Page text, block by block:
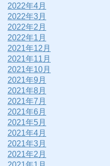
2022年4月
2022年3月
2022年2月
2022年1月
2021年12月
2021年11月
2021年10月
2021年9月
2021年8月
2021年7月
2021年6月
2021年5月
2021年4月
2021年3月
2021年2月